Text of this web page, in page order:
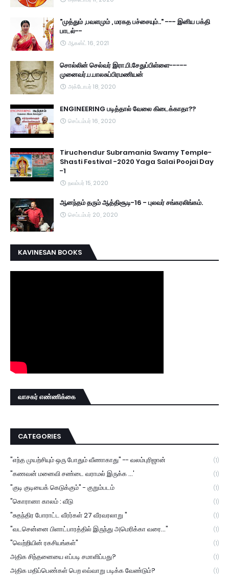
"முத்தும் ,பவளமும் , மரகத பச்சையும்.." --- இனிய பக்தி
பாடல்--
ஆகஸ்ட் 16, 2021
சொல்லின் செல்வர் இரா.பி.சேதுப்பிள்ளை-----
முனைவர்.ப.பாலசுப்பிரமணியன்
அக்டோபர் 18, 2020
ENGINEERING படித்தால் வேலை கிடைக்காதா??
செப்டம்பர் 16, 2020
Tiruchendur Subramania Swamy Temple-
Shasti Festival -2020 Yaga Salai Poojai Day
-1
நவம்பர் 15, 2020
ஆனந்தம் தரும் ஆத்திசூடி-16 - புலவர் சங்கரலிங்கம்.
செப்டம்பர் 20, 2020
KAVINESAN BOOKS
வாசகர் எண்ணிக்கை
CATEGORIES
"எந்த முயற்சியும் ஒரு போதும் வீணாகாது" -- வலம்புரிஜான் (1)
"கணவன் மனைவி சண்டை வராமல் இருக்க ...' (1)
"குடி குடியைக் கெடுக்கும்" - குறும்படம் (1)
"கொரானா காலம் : வீடு (1)
"சுதந்திர போராட்ட வீரர்கள் 27 வீரவரலாறு " (1)
"வடசென்னை பிளாட்பாரத்தில் இருந்து அமெரிக்கா வரை..." (1)
"வெற்றியின் ரகசியங்கள்" (1)
அதிக சிந்தனையை எப்படி சமாளிப்பது? (1)
அதிக மதிப்பெண்கள் பெற எவ்வாறு படிக்க வேண்டும்? (1)